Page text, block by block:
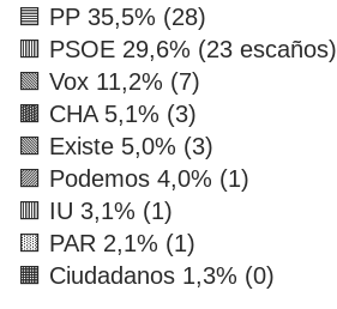
🟦 PP 35,5% (28)
🟥 PSOE 29,6% (23 escaños)
🟩 Vox 11,2% (7)
🟫 CHA 5,1% (3)
🟩 Existe 5,0% (3)
🟪 Podemos 4,0% (1)
🟥 IU 3,1% (1)
🟨 PAR 2,1% (1)
🟧 Ciudadanos 1,3% (0)